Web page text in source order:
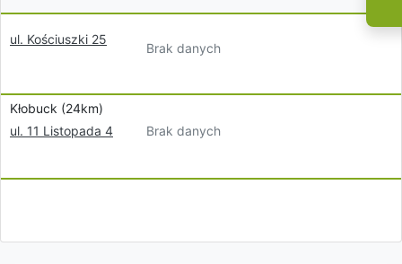
ul. Kościuszki 25
Brak danych
Kłobuck (24km)
ul. 11 Listopada 4
Brak danych